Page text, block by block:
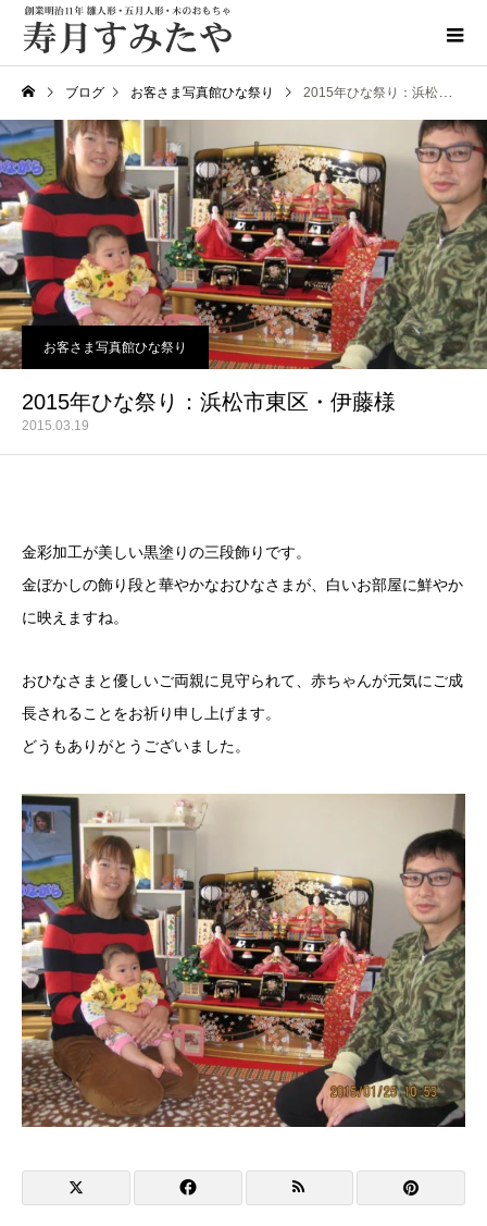
ブログ お客さま写真館ひな祭り 2015年ひな祭り：浜松市東区・伊藤様
お客さま写真館ひな祭り
2015年ひな祭り：浜松市東区・伊藤様
2015.03.19
金彩加工が美しい黒塗りの三段飾りです。
金ぼかしの飾り段と華やかなおひなさまが、白いお部屋に鮮やか
に映えますね。
おひなさまと優しいご両親に見守られて、赤ちゃんが元気にご成
長されることをお祈り申し上げます。
どうもありがとうございました。